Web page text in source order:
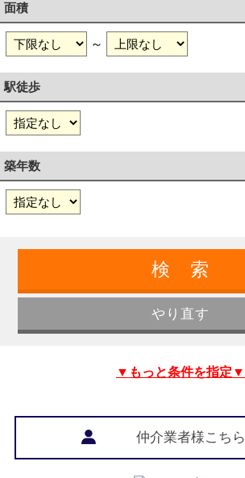
面積
～
駅徒歩
築年数
▼もっと条件を指定▼
仲介業者様こちら